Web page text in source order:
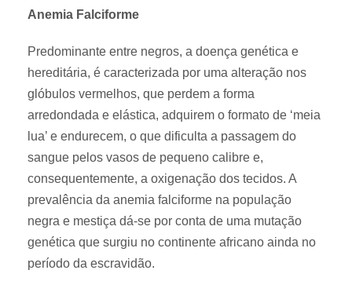
Anemia Falciforme
Predominante entre negros, a doença genética e
hereditária, é caracterizada por uma alteração nos
glóbulos vermelhos, que perdem a forma
arredondada e elástica, adquirem o formato de ‘meia
lua’ e endurecem, o que dificulta a passagem do
sangue pelos vasos de pequeno calibre e,
consequentemente, a oxigenação dos tecidos. A
prevalência da anemia falciforme na população
negra e mestiça dá-se por conta de uma mutação
genética que surgiu no continente africano ainda no
período da escravidão.